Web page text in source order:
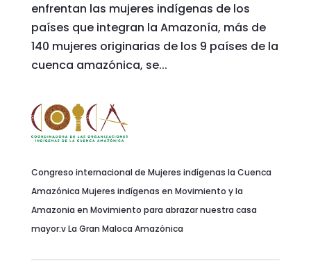
enfrentan las mujeres indígenas de los
países que integran la Amazonía, más de
140 mujeres originarias de los 9 países de la
cuenca amazónica, se...
Congreso internacional de Mujeres indígenas la Cuenca
Amazónica Mujeres indígenas en Movimiento y la
Amazonia en Movimiento para abrazar nuestra casa
mayor:v La Gran Maloca Amazónica